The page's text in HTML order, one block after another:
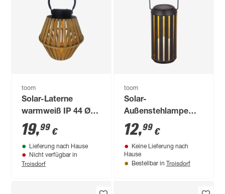
toom
Solar-Laterne
warmweiß IP 44 Ø
22,5 x 24 cm
19,99 €
Lieferung nach Hause
Nicht verfügbar in
Troisdorf
toom
Solar-
Außenstehlampe
warmweiß IP 44 Ø
9,5 x 20 cm
12,99 €
Keine Lieferung nach
Hause
Bestellbar in Troisdorf